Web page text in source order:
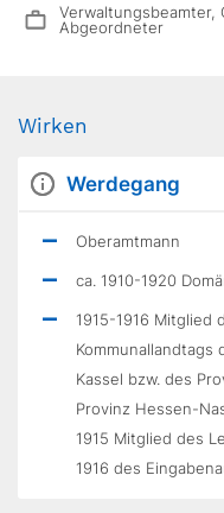
Verwaltungsbeamter,
Abgeordneter
Wirken
Werdegang
Oberamtmann
ca. 1910-1920
1915-1916 Mitglied
Kommunallandtags
Kassel bzw. des
Provinz Hessen-
1915 Mitglied des
1916 des